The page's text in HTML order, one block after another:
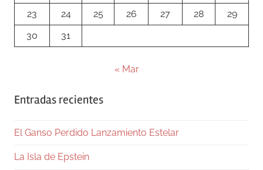
23
24 25 26 27 28
29
30
31
« Mar
Entradas recientes
El Ganso Perdido Lanzamiento Estelar
La Isla de Epstein